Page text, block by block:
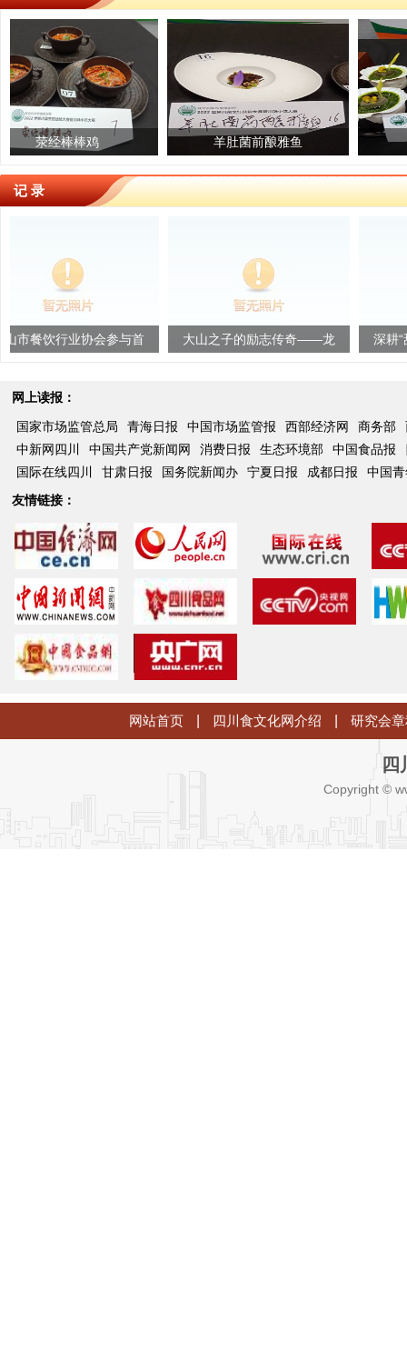
棒鸡 羊肚菌前酿雅鱼 滋味黑
雅安金花梨
记 录
业协会参与首
圆满...
大山之子的励志传奇——龙
深耕“甜女”品牌
网上读报：
国家市场监管总局
青海日报 中国市场监管报 西部经济网 商务部
中新网四川
中国共产党新闻网 消费日报 生态环境部 中国食品报
国际在线四川
甘肃日报 国务院新闻办 宁夏日报 成都日报
中国
友情链接：
网站首页 四川食文化网介绍 研究会
Copyright ©